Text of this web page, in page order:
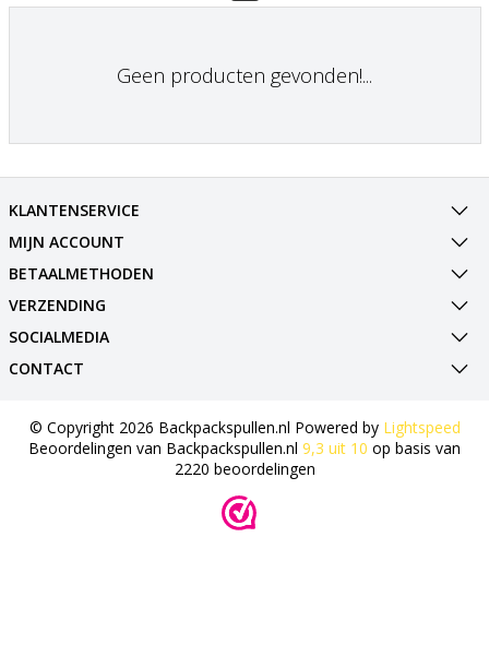
Geen producten gevonden!...
KLANTENSERVICE
MIJN ACCOUNT
BETAALMETHODEN
VERZENDING
SOCIALMEDIA
CONTACT
© Copyright 2026 Backpackspullen.nl Powered by Lightspeed
Beoordelingen van Backpackspullen.nl 9,3 uit 10 op basis van
2220 beoordelingen